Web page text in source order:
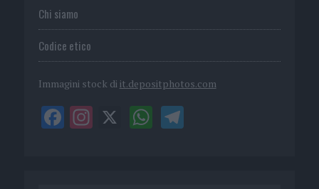
Chi siamo
Codice etico
Immagini stock di it.depositphotos.com